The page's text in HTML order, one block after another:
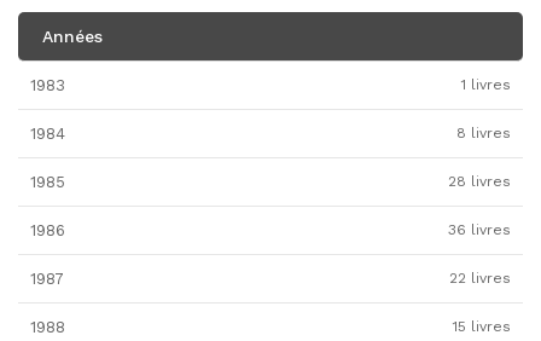
Années
1983 1 livres
1984 8 livres
1985 28 livres
1986 36 livres
1987 22 livres
1988 15 livres